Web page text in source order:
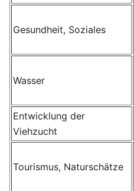
Gesundheit, Soziales
Wasser
Entwicklung der
Viehzucht
Tourismus, Naturschätze